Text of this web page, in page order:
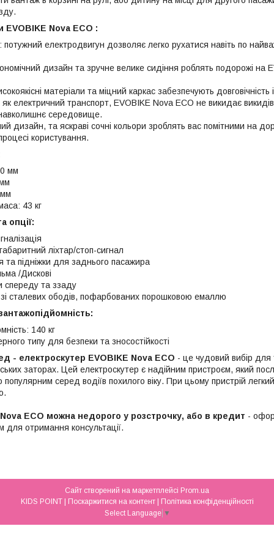
EVOBIKE Nova ECO :
потужний електродвигун дозволяє легко рухатися навіть по
дизайн та зручне велике сидіння роблять подорожі на
матеріали та міцний каркас забезпечують довговічність
як електричний транспорт, EVOBIKE Nova ECO не викидає
навколишнє середовище.
дизайн, та яскраві сочні кольори зроблять вас помітними на
користування.
мм
43 кг
опції:
ліхтар/стоп-сигнал
та підніжки для заднього пасажира
/Дискові
спереду та ззаду
зі сталевих ободів, пофарбованих порошковою емаллю
140 кг
типу для безпеки та зносостійкості
- електроскутер EVOBIKE Nova ECO - це чудовий вибір для
заторах. Цей електроскутер є надійним пристроєм, який
серед водіїв похилого віку. При цьому пристрій легкий
ECO можна недорого у розстрочку, або в кредит -
отримання консультації.
Сайт створений на маркетплейсі Prom.ua
Поскаржитися на контент
Політика конфіденційності
Select Language ▼